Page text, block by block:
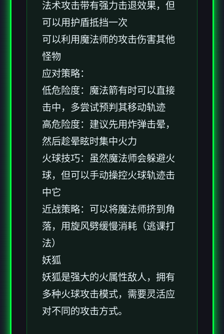
法术攻击带有强力击退效果，但
可以用护盾抵挡一次
可以利用魔法师的攻击伤害其他
怪物
应对策略：
低危险度：魔法箭有时可以直接
击中，多尝试预判其移动轨迹
高危险度：建议先用炸弹击晕，
然后趁晕眩时集中火力
火球技巧：虽然魔法师会躲避火
球，但可以手动操控火球轨迹击
中它
近战策略：可以将魔法师挤到角
落，用旋风劈缓慢消耗（逃课打
法）
妖狐
妖狐是强大的火属性敌人，拥有
多种火球攻击模式，需要灵活应
对不同的攻击方式。